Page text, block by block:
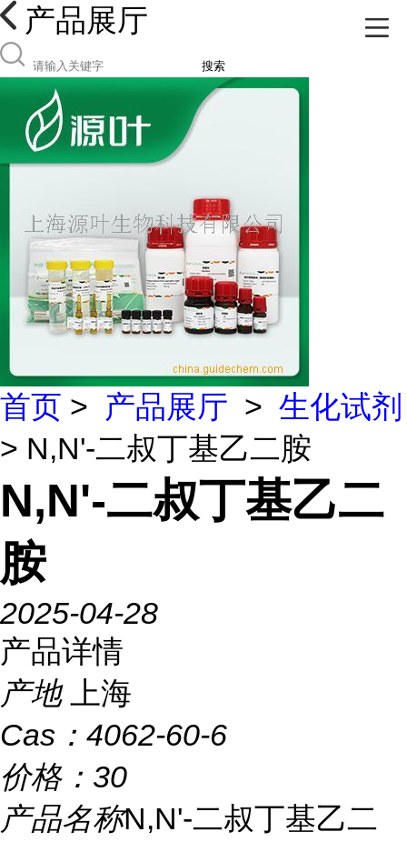
产品展厅
搜索
首页 > 产品展厅 > 生化试剂
> N,N'-二叔丁基乙二胺
N,N'-二叔丁基乙二
胺
2025-04-28
产品详情
产地
上海
Cas： 4062-60-6
价格： 30
产品名称N,N'-二叔丁基乙二